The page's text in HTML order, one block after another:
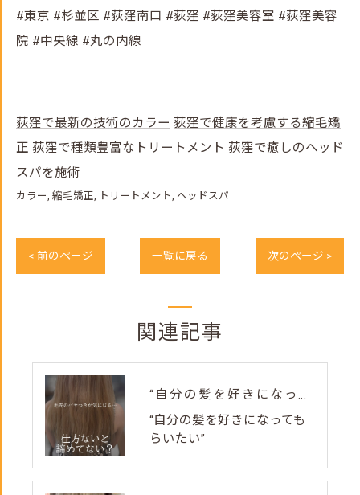
#東京 #杉並区 #荻窪南口 #荻窪 #荻窪美容室 #荻窪美容
院 #中央線 #丸の内線
荻窪で最新の技術のカラー 荻窪で健康を考慮する縮毛矯
正 荻窪で種類豊富なトリートメント 荻窪で癒しのヘッド
スパを施術
カラー 縮毛矯正 トリートメント ヘッドスパ
< 前のページ 一覧に戻る 次のページ >
関連記事
“自分の髪を好きになってもらいたい”
“自分の髪を好きになっても
らいたい”